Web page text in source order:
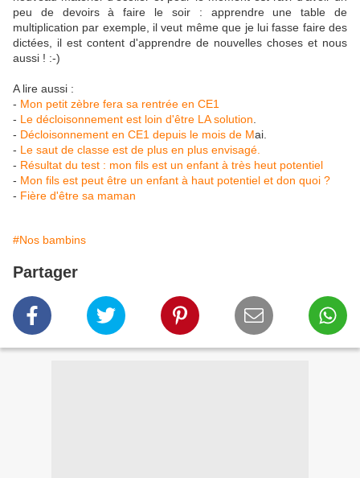
peu de devoirs à faire le soir : apprendre une table de
multiplication par exemple, il veut même que je lui fasse faire des
dictées, il est content d'apprendre de nouvelles choses et nous
aussi ! :-)
A lire aussi :
- Mon petit zèbre fera sa rentrée en CE1
- Le décloisonnement est loin d'être LA solution
- Décloisonnement en CE1 depuis le mois de Mai.
- Le saut de classe est de plus en plus envisagé.
- Résultat du test : mon fils est un enfant à très heut potentiel
- Mon fils est peut être un enfant à haut potentiel et don quoi ?
- Fière d'être sa maman
#Nos bambins
Partager